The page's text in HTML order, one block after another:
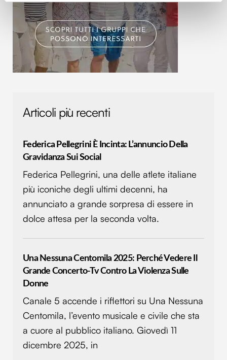
attivamente alla ricerca di caratteristiche specifiche
(impronte digitali).
Approfondisci come vengono elaborati i tuoi dati personali
e imposta le tue preferenze nellasezione dettagli
modificare o ritirare il tuo consenso in qualsiasi momento
dalla Dichiarazione sui cookie.
annunci, per fornire funzionalità dei social media e per
analizzare il nostro traffico. Condividiamo inoltre
nostri partner che si occupano di analisi dei dati web,
pubblicità e social media, i quali potrebbero combinarle
raccolto dal tuo utilizzo dei loro servizi.
Articoli più recenti
Federica Pellegrini È Incinta: L’annuncio Della
Gravidanza Sui Social
Federica Pellegrini, una delle atlete italiane
più iconiche degli ultimi decenni, ha
annunciato a grande sorpresa di essere in
dolce attesa per la seconda volta.
Una Nessuna Centomila 2025: Perché Vedere Il
Grande Concerto-Tv Contro La Violenza Sulle
Donne
Canale 5 accende i riflettori su Una Nessuna
Centomila, l’evento musicale e civile che sta
a cuore al pubblico italiano. Giovedì 11
dicembre 2025, in